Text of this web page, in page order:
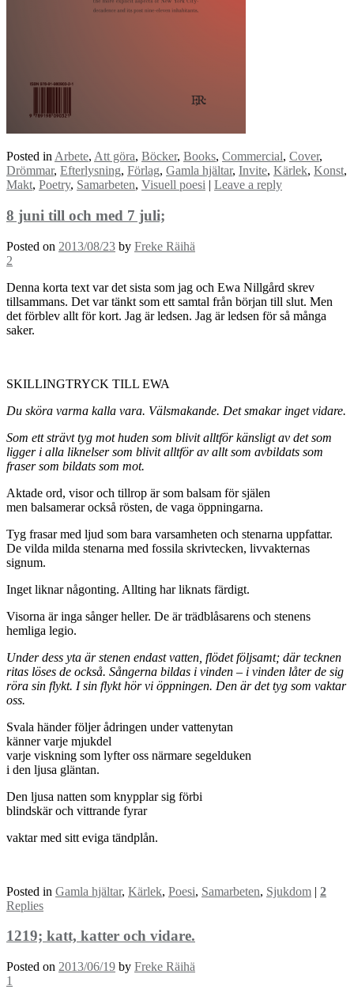
Posted in Arbete, Att göra, Böcker, Books, Commercial, Cover,
Drömmar, Efterlysning, Förlag, Gamla hjältar, Invite, Kärlek, Konst,
Makt, Poetry, Samarbeten, Visuell poesi | Leave a reply
8 juni till och med 7 juli;
Posted on 2013/08/23 by Freke Räihä
2
Denna korta text var det sista som jag och Ewa Nillgård skrev
tillsammans. Det var tänkt som ett samtal från början till slut. Men
det förblev allt för kort. Jag är ledsen. Jag är ledsen för så många
saker.
SKILLINGTRYCK TILL EWA
Du sköra varma kalla vara. Välsmakande. Det smakar inget vidare.
Som ett strävt tyg mot huden som blivit alltför känsligt av det som
ligger i alla liknelser som blivit alltför av allt som avbildats som
fraser som bildats som mot.
Aktade ord, visor och tillrop är som balsam för själen
men balsamerar också rösten, de vaga öppningarna.
Tyg frasar med ljud som bara varsamheten och stenarna uppfattar.
De vilda milda stenarna med fossila skrivtecken, livvakternas
signum.
Inget liknar någonting. Allting har liknats färdigt.
Visorna är inga sånger heller. De är trädblåsarens och stenens
hemliga legio.
Under dess yta är stenen endast vatten, flödet följsamt; där tecknen
ritas löses de också. Sångerna bildas i vinden – i vinden låter de sig
röra sin flykt. I sin flykt hör vi öppningen. Den är det tyg som vaktar
oss.
Svala händer följer ådringen under vattenytan
känner varje mjukdel
varje viskning som lyfter oss närmare segelduken
i den ljusa gläntan.
Den ljusa natten som knypplar sig förbi
blindskär och vittrande fyrar
vaktar med sitt eviga tändplån.
Posted in Gamla hjältar, Kärlek, Poesi, Samarbeten, Sjukdom | 2
Replies
1219; katt, katter och vidare.
Posted on 2013/06/19 by Freke Räihä
1